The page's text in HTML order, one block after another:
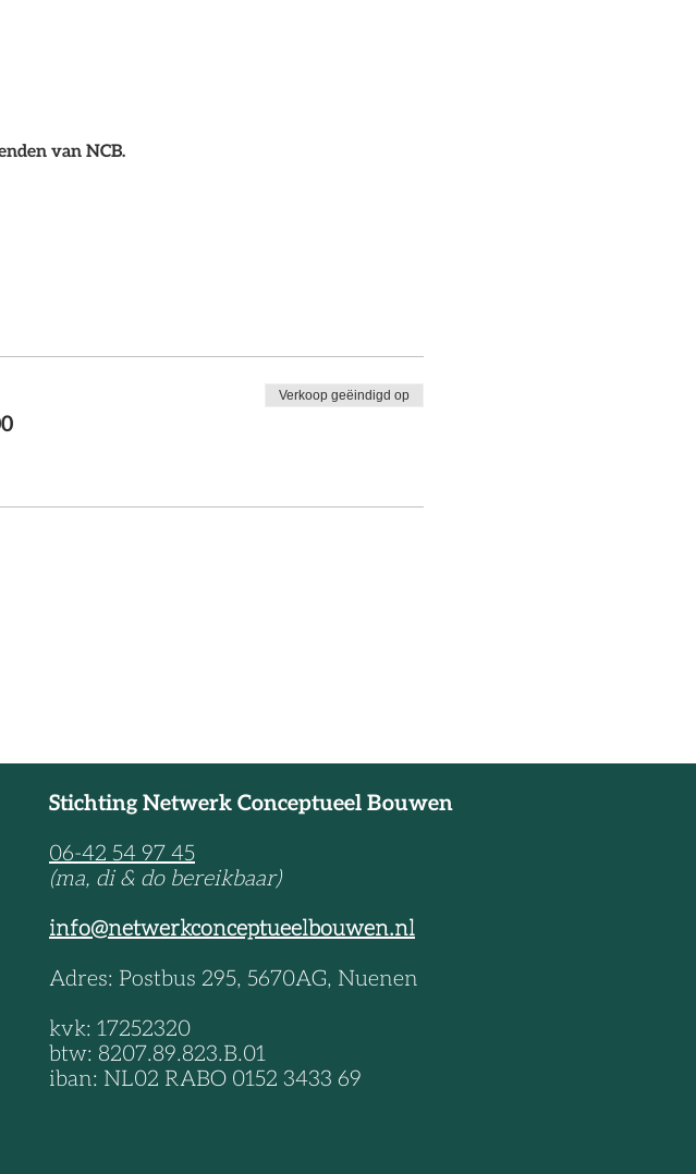
van NCB.
dan tijdig weten svp. Dit ivm de catering, parking
brengen wij €50 euro in rekening.
Verkoop geëindigd op
Stichting Netwerk Conceptueel Bouwen
06-42 54 97 45
(ma, di & do bereikbaar)
info@netwerkconceptueelbouwen.nl
Adres: Postbus 295, 5670AG, Nuenen
kvk: 17252320
btw: 8207.89.823.B.01
iban: NL02 RABO 0152 3433 69